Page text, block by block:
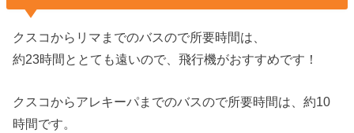
クスコからリマまでのバスので所要時間は、
約23時間ととても遠いので、飛行機がおすすめです！
クスコからアレキーパまでのバスので所要時間は、約10
時間です。